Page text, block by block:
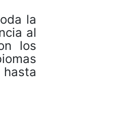
la
al
los
hasta